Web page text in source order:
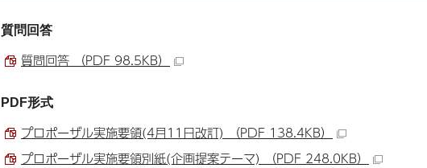
質問回答
質問回答 （PDF 98.5KB）
PDF形式
プロポーザル実施要領(4月11日改訂) （PDF 138.4KB）
プロポーザル実施要領別紙(企画提案テーマ) （PDF 248.0KB）